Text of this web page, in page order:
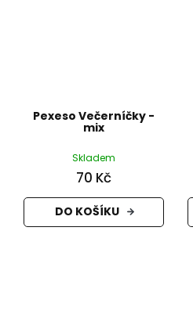
Pexeso Večerníčky -
mix
Skladem
70 Kč
DO KOŠÍKU